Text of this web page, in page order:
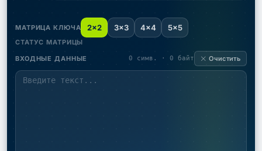
МАТРИЦА КЛЮЧА 2×2 3×3 4×4 5×5
СТАТУС МАТРИЦЫ
ВХОДНЫЕ ДАННЫЕ
0 симв. · 0 байт Очистить